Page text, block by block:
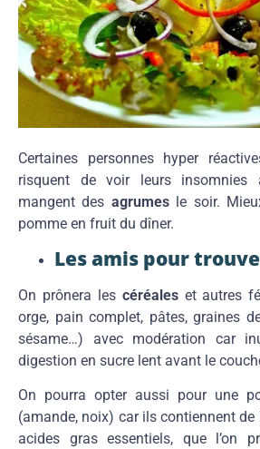
Certaines personnes hyper
risquent de voir leurs insomnies
mangent des agrumesle soir.
pomme en fruit du dîner.
Les amis pour
On prônera les céréaleset autres
orge, pain complet, pâtes, graines
sésame…) avec modération car
digestion en sucre lent avant le
On pourra opter aussi pour une
(amande, noix) car ils contiennent de
acides gras essentiels, que l’on